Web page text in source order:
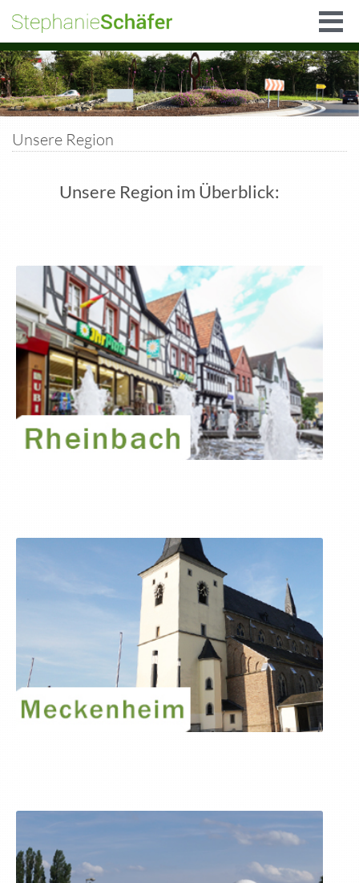
Unsere Region
Unsere Region im Überblick: